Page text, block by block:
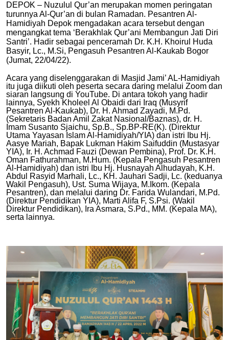
DEPOK – Nuzulul Qur’an merupakan momen peringatan
turunnya Al-Qur’an di bulan Ramadan. Pesantren Al-
Hamidiyah Depok mengadakan acara tersebut dengan
mengangkat tema ‘Berakhlak Qur’ani Membangun Jati Diri
Santri’. Hadir sebagai penceramah Dr. K.H. Khoirul Huda
Basyir, Lc., M.Si, Pengasuh Pesantren Al-Kaukab Bogor
(Jumat, 22/04/22).
Acara yang diselenggarakan di Masjid Jami’ AL-Hamidiyah
itu juga diikuti oleh peserta secara daring melalui Zoom dan
siaran langsung di YouTube. Di antara tokoh yang hadir
lainnya, Syekh Kholeel Al Obaidi dari Iraq (Musyrif
Pesantren Al-Kaukab), Dr. H. Ahmad Zayadi, M.Pd.
(Sekretaris Badan Amil Zakat Nasional/Baznas), dr. H.
Imam Susanto Sjaichu, Sp.B., Sp.BP-RE(K). (Direktur
Utama Yayasan Islam Al-Hamidiyah/YIA) dan istri Ibu Hj.
Aasye Mariah, Bapak Lukman Hakim Saifuddin (Mustasyar
YIA), Ir. H. Achmad Fauzi (Dewan Pembina), Prof. Dr. K.H.
Oman Fathurahman, M.Hum. (Kepala Pengasuh Pesantren
Al-Hamidiyah) dan istri Ibu Hj. Husnayah Alhudayah, K.H.
Abdul Rasyid Marhali, Lc., KH. Jauhari Sadji, Lc. (keduanya
Wakil Pengasuh), Ust. Suma Wijaya, M.Ikom. (Kepala
Pesantren), dan melalui daring Dr. Farida Wulandari, M.Pd.
(Direktur Pendidikan YIA), Marti Alifa F, S.Psi. (Wakil
Direktur Pendidikan), Ira Asmara, S.Pd., MM. (Kepala MA),
serta lainnya.